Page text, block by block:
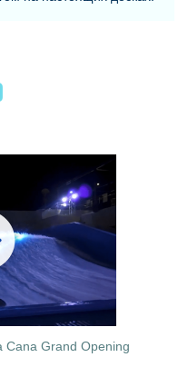
Cana Grand Opening